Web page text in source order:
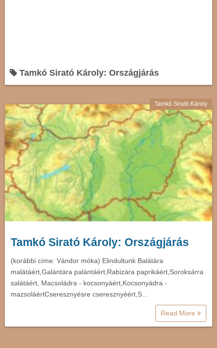
Tamkó Sirató Károly: Országjárás
Tamkó Sirató Károly
Tamkó Sirató Károly: Országjárás
(korábbi címe: Vándor móka) Elindultunk Balátára
malátáért,Galántára palántáért,Rabizára paprikáért,Soroksárra
salátáért, Macsoládra - kocsonyáért,Kocsonyádra -
mazsoláértCseresznyésre cseresznyéért,S…
Read More